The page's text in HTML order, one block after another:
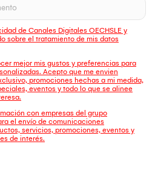
de Canales Digitales OECHSLE y
sobre el tratamiento de mis datos
mejor mis gustos y preferencias para
Acepto que me envien
promociones hechas a mi medida,
eventos y todo lo que se alinee
con empresas del grupo
el envío de comunicaciones
servicios, promociones, eventos y
de interés.